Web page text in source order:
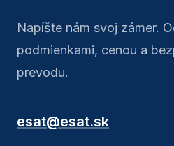
Napíšte nám svoj zámer.
podmienkami, cenou a
prevodu.
esat@esat.sk